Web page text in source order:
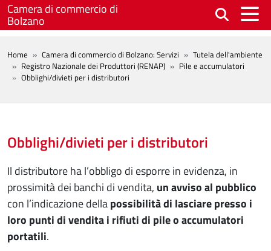
Salta al contenuto principale
Camera di commercio di
Bolzano
BREADCRUMB
Home Camera di commercio di Bolzano: Servizi
Tutela dell'ambiente
Registro Nazionale dei Produttori (RENAP)
Pile e accumulatori
Obblighi/divieti per i distributori
Obblighi/divieti per i distributori
Il distributore ha l’obbligo di esporre in evidenza, in
prossimità dei banchi di vendita, un avviso al pubblico
con l’indicazione dellapossibilità di lasciare presso i
loro punti di vendita i rifiuti di pile o accumulatori
portatili.